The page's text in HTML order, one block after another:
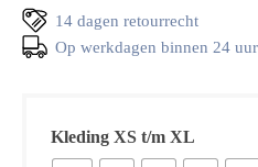
14 dagen retourrecht
Op werkdagen binnen 24
Kleding XS t/m XL